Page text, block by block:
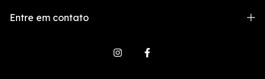
Entre em contato